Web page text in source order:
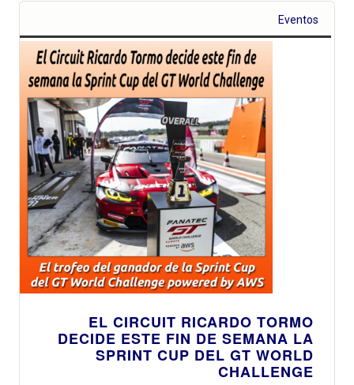
Eventos
EL CIRCUIT RICARDO TORMO
DECIDE ESTE FIN DE SEMANA LA
SPRINT CUP DEL GT WORLD
CHALLENGE